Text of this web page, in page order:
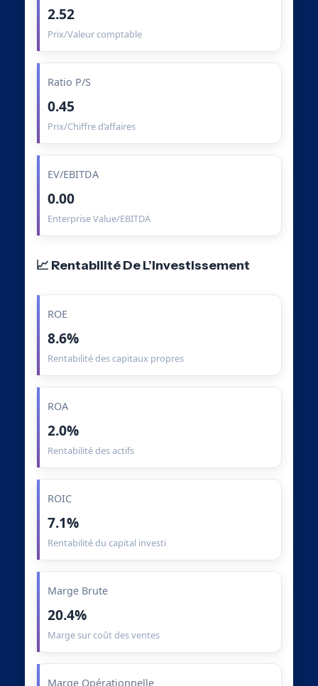
2.52
Prix/Valeur comptable
Ratio P/S
0.45
Prix/Chiffre d’affaires
EV/EBITDA
0.00
Enterprise Value/EBITDA
📈 Rentabilité De L’Investissement
ROE
8.6%
Rentabilité des capitaux propres
ROA
2.0%
Rentabilité des actifs
ROIC
7.1%
Rentabilité du capital investi
Marge Brute
20.4%
Marge sur coût des ventes
Marge Opérationnelle